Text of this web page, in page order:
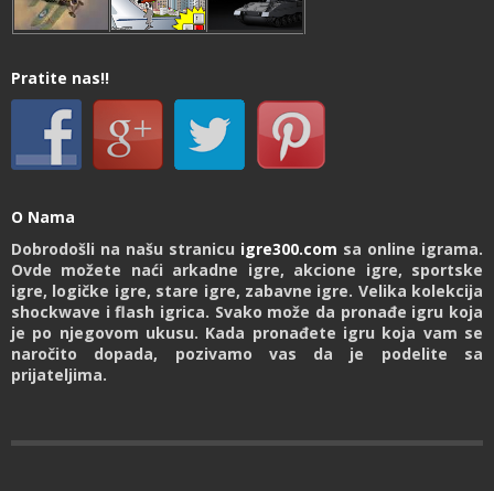
Pratite nas!!
O Nama
Dobrodošli na našu stranicu igre300.com sa online igrama.
Ovde možete naći arkadne igre, akcione igre, sportske
igre, logičke igre, stare igre, zabavne igre. Velika kolekcija
shockwave i flash igrica. Svako može da pronađe igru koja
je po njegovom ukusu. Kada pronađete igru koja vam se
naročito dopada, pozivamo vas da je podelite sa
prijateljima.